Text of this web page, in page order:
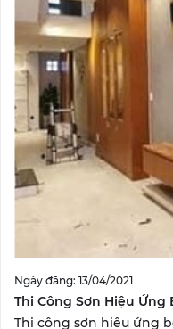
Ngày đăng: 13/04/2021
Thi Công Sơn Hiệu Ứng
Thi công sơn hiệu ứng